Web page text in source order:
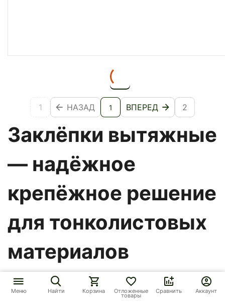
1 НАЗАД 1 ВПЕРЕД 2
Заклёпки вытяжные
— надёжное
крепёжное решение
для тонколистовых
материалов
НаWerkman.ru
представлен широкий ассортимент
вытяжных заклёпокдля быстрого, прочного и
долговечного соединения металла, пластика,
Меню Найти Корзина Отложенные
товары
Сравнить Аккаунт